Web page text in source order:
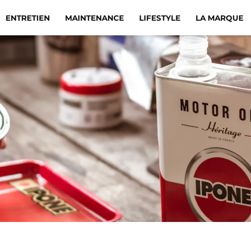
ENTRETIEN MAINTENANCE LIFESTYLE LA MARQUE